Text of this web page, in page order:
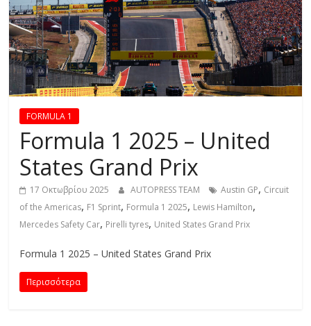
R
E
S
SFORMULA 1
Formula 1 2025 – United
States Grand Prix
17 Οκτωβρίου 2025 AUTOPRESS TEAM Austin GP, Circuit
of the Americas, F1 Sprint, Formula 1 2025, Lewis Hamilton,
Mercedes Safety Car, Pirelli tyres, United States Grand Prix
Formula 1 2025 – United States Grand Prix
Περισσότερα